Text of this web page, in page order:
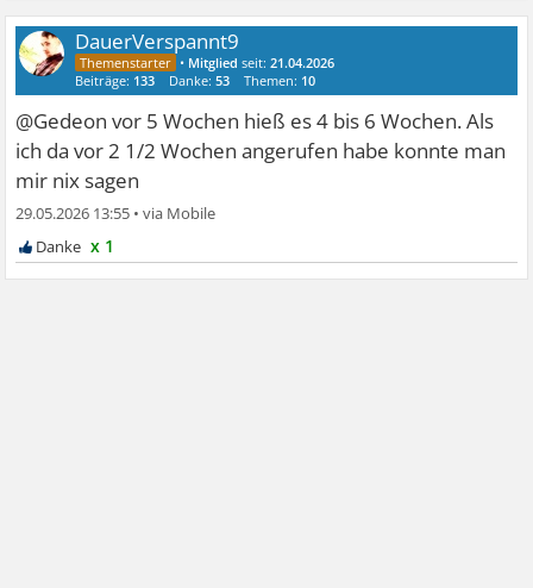
DauerVerspannt9
• Mitglied seit:21.04.2026
Beiträge: 133 Danke:53 Themen: 10
@Gedeon vor 5 Wochen hieß es 4 bis 6 Wochen. Als
ich da vor 2 1/2 Wochen angerufen habe konnte man
mir nix sagen
29.05.2026 13:55 •
x 1